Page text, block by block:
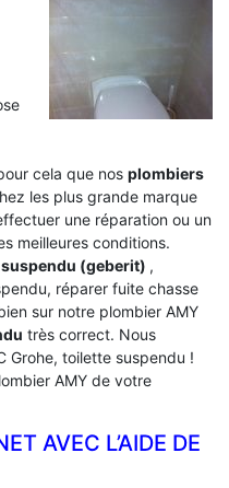
cela que nos plombiers
les plus grande marque
une réparation ou un
meilleures conditions.
(geberit) ,
réparer fuite chasse
sur notre plombier AMY
très correct. Nous
Grohe, toilette suspendu !
AMY de votre
AVEC L’AIDE DE